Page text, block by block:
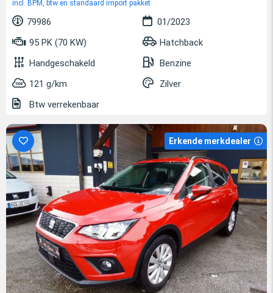
incl. BPM, btw en standaard import pakket
79986
01/2023
95 PK (70 KW)
Hatchback
Handgeschakeld
Benzine
121 g/km
Zilver
Btw verrekenbaar
Erkende merkdealer